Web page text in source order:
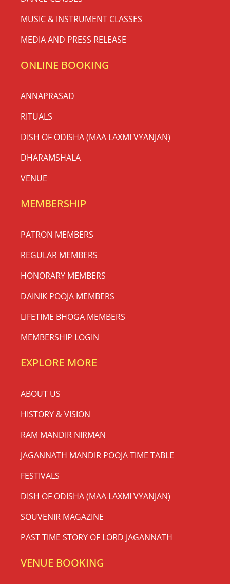
MUSIC & INSTRUMENT CLASSES
MEDIA AND PRESS RELEASE
ONLINE BOOKING
ANNAPRASAD
RITUALS
DISH OF ODISHA (MAA LAXMI VYANJAN)
DHARAMSHALA
VENUE
MEMBERSHIP
PATRON MEMBERS
REGULAR MEMBERS
HONORARY MEMBERS
DAINIK POOJA MEMBERS
LIFETIME BHOGA MEMBERS
MEMBERSHIP LOGIN
EXPLORE MORE
ABOUT US
HISTORY & VISION
RAM MANDIR NIRMAN
JAGANNATH MANDIR POOJA TIME TABLE
FESTIVALS
DISH OF ODISHA (MAA LAXMI VYANJAN)
SOUVENIR MAGAZINE
PAST TIME STORY OF LORD JAGANNATH
VENUE BOOKING